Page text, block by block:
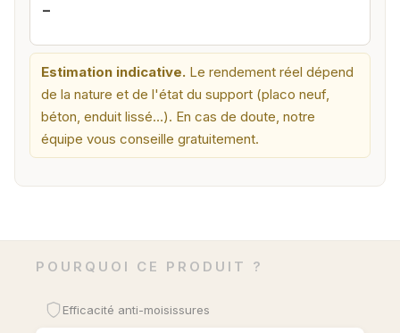
—
Estimation indicative. Le rendement réel dépend
de la nature et de l'état du support (placo neuf,
béton, enduit lissé…). En cas de doute, notre
équipe vous conseille gratuitement.
POURQUOI CE PRODUIT ?
Efficacité anti-moisissures